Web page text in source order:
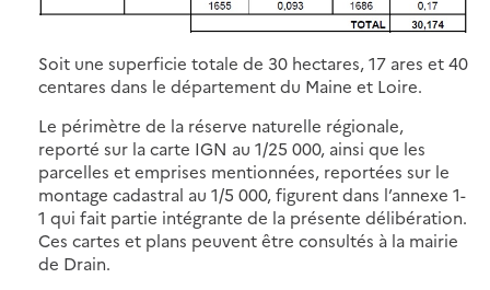
Soit une superficie totale de 30 hectares, 17 ares et 40
centares dans le département du Maine et Loire.
Le périmètre de la réserve naturelle régionale,
reporté sur la carte IGN au 1/25 000, ainsi que les
parcelles et emprises mentionnées, reportées sur le
montage cadastral au 1/5 000, figurent dans l’annexe 1-
1 qui fait partie intégrante de la présente délibération.
Ces cartes et plans peuvent être consultés à la mairie
de Drain.